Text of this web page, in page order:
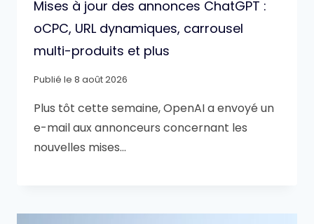
Mises à jour des annonces ChatGPT :
oCPC, URL dynamiques, carrousel
multi-produits et plus
Publié le 8 août 2026
Plus tôt cette semaine, OpenAI a envoyé un
e-mail aux annonceurs concernant les
nouvelles mises…